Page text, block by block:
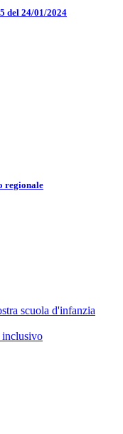
del 24/01/2024
regionale
scuola d'infanzia
inclusivo